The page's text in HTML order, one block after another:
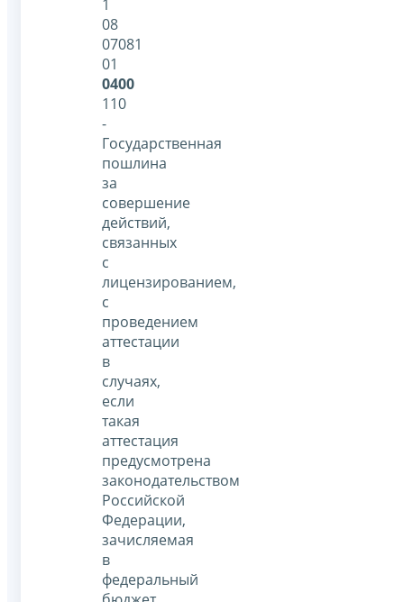
1
08
07081
01
0400
110
-
Государственная
пошлина
за
совершение
действий,
связанных
с
лицензированием,
с
проведением
аттестации
в
случаях,
если
такая
аттестация
предусмотрена
законодательством
Российской
Федерации,
зачисляемая
в
федеральный